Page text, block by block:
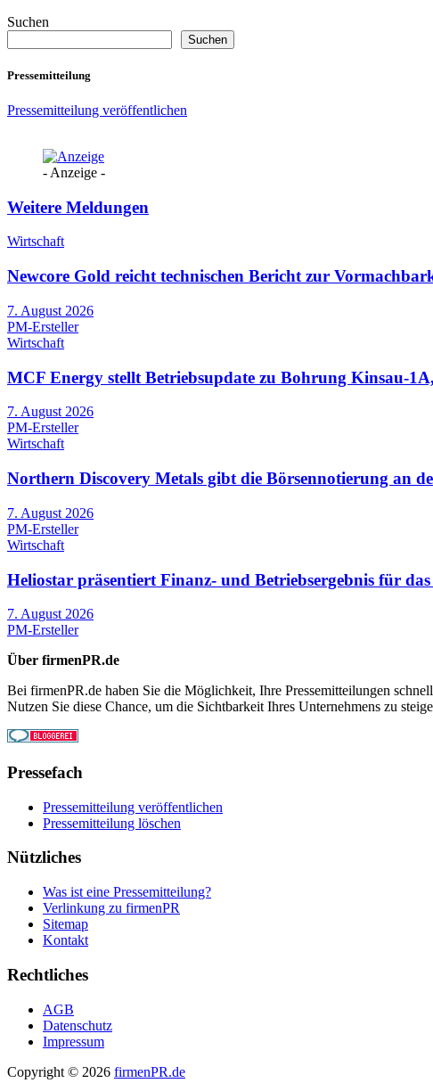
Suchen
Suchen
Pressemitteilung
Pressemitteilung veröffentlichen
- Anzeige -
Weitere Meldungen
Wirtschaft
Newcore Gold reicht technischen Bericht zur
7. August 2026
PM-Ersteller
Wirtschaft
MCF Energy stellt Betriebsupdate zu Bohrung Kinsau-
7. August 2026
PM-Ersteller
Wirtschaft
Northern Discovery Metals gibt die Börsennotierung an
7. August 2026
PM-Ersteller
Wirtschaft
Heliostar präsentiert Finanz- und Betriebsergebnis für
7. August 2026
PM-Ersteller
Über firmenPR.de
Bei firmenPR.de haben Sie die Möglichkeit, Ihre Pressemitteilungen
Nutzen Sie diese Chance, um die Sichtbarkeit Ihres Unternehmens zu
Pressefach
Pressemitteilung veröffentlichen
Pressemitteilung löschen
Nützliches
Was ist eine Pressemitteilung?
Verlinkung zu firmenPR
Sitemap
Kontakt
Rechtliches
AGB
Datenschutz
Impressum
Copyright © 2026 firmenPR.de